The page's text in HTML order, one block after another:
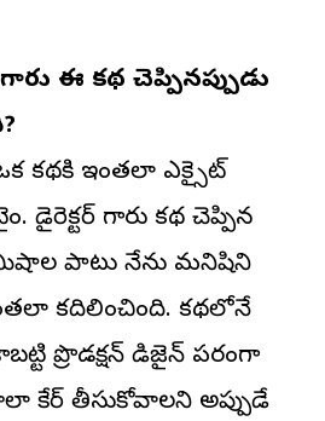
గారు ఈ కథ చెప్పినప్పుడు
కథకి ఇంతలా ఎక్సైట్
డైరెక్టర్ గారు కథ చెప్పిన
పాటు నేను మనిషిని
కదిలించింది. కథలోనే
ప్రొడక్షన్ డిజైన్ పరంగా
కేర్ తీసుకోవాలని అప్పుడే